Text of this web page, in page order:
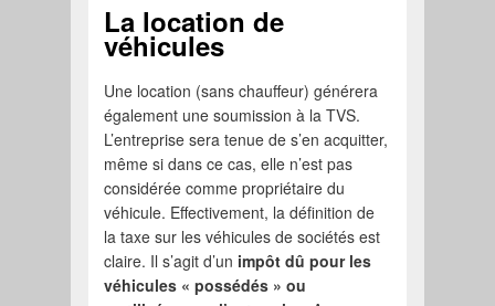
La location de
véhicules
Une location (sans chauffeur) générera
également une soumission à la TVS.
L’entreprise sera tenue de s’en acquitter,
même si dans ce cas, elle n’est pas
considérée comme propriétaire du
véhicule. Effectivement, la définition de
la taxe sur les véhicules de sociétés est
claire. Il s’agit d’un impôt dû pour les
véhicules « possédés » ou